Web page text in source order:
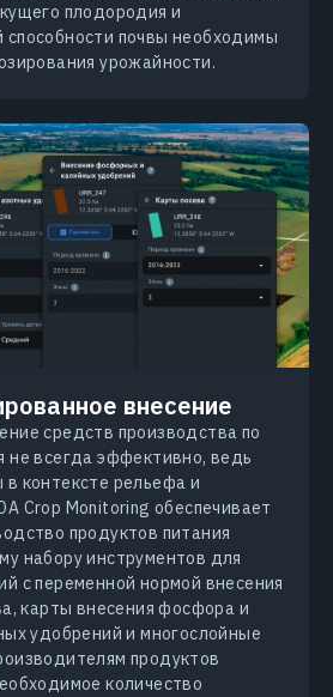
плодородия и
способности почвы необходимы
урожайности.
внесение
средств производства по
не всегда эффективно, ведь
контексте рельефа и
Crop Monitoring обеспечивает
продуктов питания
набору инструментов для
с переменной нормой внесения
карты внесения фосфора и
удобрений и многослойные
продуктов
количество